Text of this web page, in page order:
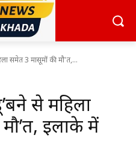
समेत 3 मासूमों की मौ'त,...
से महिला
इलाके में